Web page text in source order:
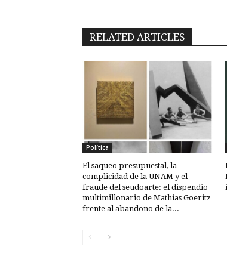
RELATED ARTICLES
Política
El saqueo presupuestal, la
complicidad de la UNAM y el
fraude del seudoarte: el dispendio
multimillonario de Mathias Goeritz
frente al abandono de la...